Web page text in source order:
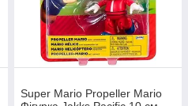
Super Mario Propeller Mario